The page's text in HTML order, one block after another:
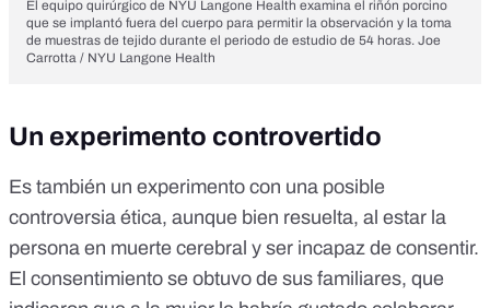
El equipo quirúrgico de NYU Langone Health examina el riñón porcino
que se implantó fuera del cuerpo para permitir la observación y la toma
de muestras de tejido durante el periodo de estudio de 54 horas. Joe
Carrotta / NYU Langone Health
Un experimento controvertido
Es también un experimento con una posible
controversia ética, aunque bien resuelta, al estar la
persona en muerte cerebral y ser incapaz de consentir.
El consentimiento se obtuvo de sus familiares, que